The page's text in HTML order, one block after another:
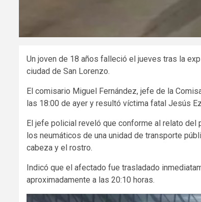
Un joven de 18 años falleció el jueves tras la
ciudad de San Lorenzo.
El comisario Miguel Fernández, jefe de la
las 18:00 de ayer y resultó víctima fatal Jesús
El jefe policial reveló que conforme al relato
los neumáticos de una unidad de transporte
cabeza y el rostro.
Indicó que el afectado fue trasladado
aproximadamente a las 20:10 horas.